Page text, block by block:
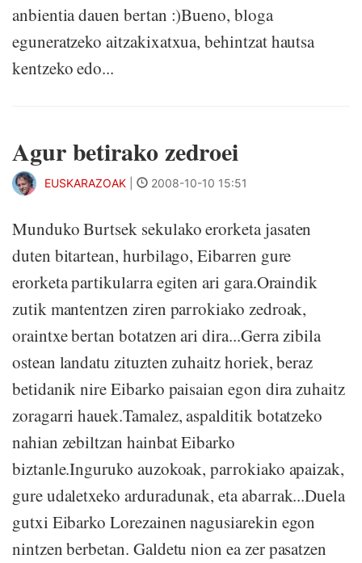
anbientia dauen bertan :)Bueno, bloga
eguneratzeko aitzakixatxua, behintzat hautsa
kentzeko edo...
Agur betirako zedroei
EUSKARAZOAK 2008-10-10 15:51
Munduko Burtsek sekulako erorketa jasaten
duten bitartean, hurbilago, Eibarren gure
erorketa partikularra egiten ari gara.Oraindik
zutik mantentzen ziren parrokiako zedroak,
oraintxe bertan botatzen ari dira...Gerra zibila
ostean landatu zituzten zuhaitz horiek, beraz
betidanik nire Eibarko paisaian egon dira zuhaitz
zoragarri hauek.Tamalez, aspalditik botatzeko
nahian zebiltzan hainbat Eibarko
biztanle.Inguruko auzokoak, parrokiako apaizak,
gure udaletxeko arduradunak, eta abarrak...Duela
gutxi Eibarko Lorezainen nagusiarekin egon
nintzen berbetan. Galdetu nion ea zer pasatzen